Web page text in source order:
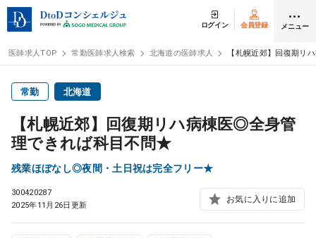
ログイン 会員登録 メニュー
医師求人
常勤検索
医師求人TOP 常勤医師求人検索 北海道の医師求人 【札幌近郊】回復期リ
常勤 北海道
【札幌近郊】回復期リハ病棟医◎全身管
理できれば科目不問★
残業ほぼなし◎夜間・土日祝は完全フリー★
300420287
2025年11月26日更新
お気に入りに追加